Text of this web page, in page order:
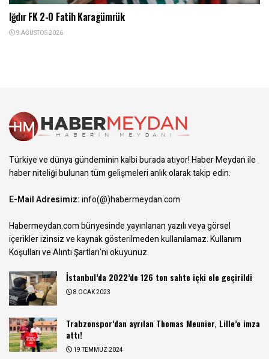
Iğdır FK 2-0 Fatih Karagümrük
9 AĞUSTOS 2026
Türkiye ve dünya gündeminin kalbi burada atıyor! Haber Meydan ile
haber niteliği bulunan tüm gelişmeleri anlık olarak takip edin.
E-Mail Adresimiz:info(@)habermeydan.com
Habermeydan.com bünyesinde yayınlanan yazılı veya görsel
içerikler izinsiz ve kaynak gösterilmeden kullanılamaz.Kullanım
Koşulları ve Alıntı Şartları'nı okuyunuz.
İstanbul’da 2022’de 126 ton sahte içki ele geçirildi
8 OCAK 2023
Trabzonspor’dan ayrılan Thomas Meunier, Lille’e imza
attı!
19 TEMMUZ 2024